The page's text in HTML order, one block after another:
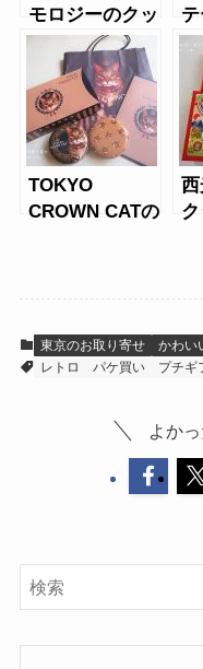
モロジーのクッ
キー缶（レモ
ン）
TOKYO
CROWN CATの
東京のお取り寄せ かわい
レトロ
パケ買い プチギ
よか